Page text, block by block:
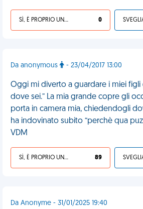
SÌ, È PROPRIO UNA VDM! 0
Da anonymous - 23/04/2017 13:00
Oggi mi diverto a guardare i miei figli
dove sei.” La mia grande copre gli
porta in camera mia, chiedendogli
ha indovinato subito “perchè qua
VDM
SÌ, È PROPRIO UNA VDM! 89
Da Anonyme - 31/01/2025 19:40